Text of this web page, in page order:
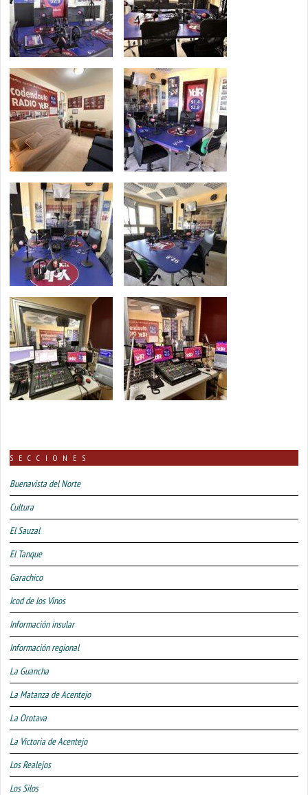
SECCIONES
Buenavista del Norte
Cultura
El Sauzal
El Tanque
Garachico
Icod de los Vinos
Información insular
Información regional
La Guancha
La Matanza de Acentejo
La Orotava
La Victoria de Acentejo
Los Realejos
Los Silos